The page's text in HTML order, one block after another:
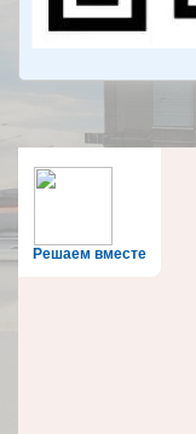
Решаем вместе